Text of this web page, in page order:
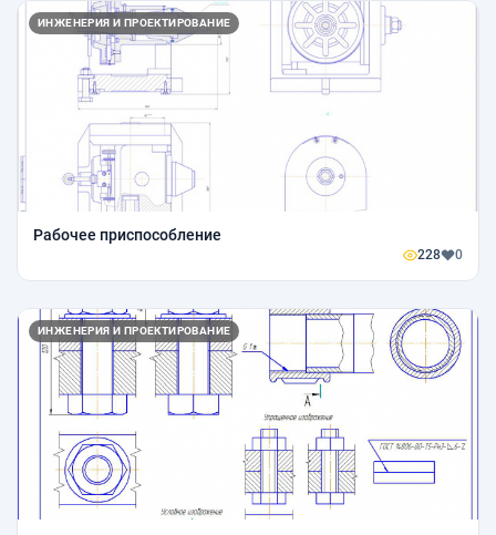
ИНЖЕНЕРИЯ И ПРОЕКТИРОВАНИЕ
Рабочее приспособление
228 0
ИНЖЕНЕРИЯ И ПРОЕКТИРОВАНИЕ